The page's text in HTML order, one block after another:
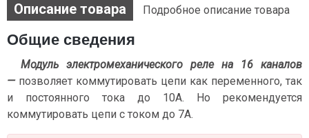
Описание товара Подробное описание товара
Общие сведения
Модуль электромеханического реле на 16 каналов
—позволяет коммутировать цепи как переменного, так
и постоянного тока до 10А. Но рекомендуется
коммутировать цепи с током до 7А.